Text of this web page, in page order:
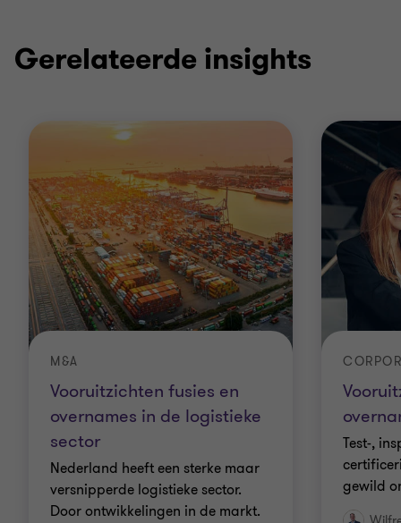
Gerelateerde insights
Vooruitzichten fusies en
overnames in de logistieke
sector
M&A
Nederland heeft een sterke maar
versnipperde logistieke sector.
Door ontwikkelingen in de markt.
Test-,
gewild